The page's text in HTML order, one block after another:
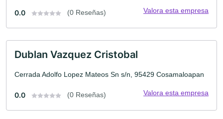
0.0 (0 Reseñas) Valora esta empresa
Dublan Vazquez Cristobal
Cerrada Adolfo Lopez Mateos Sn s/n, 95429 Cosamaloapan
0.0 (0 Reseñas) Valora esta empresa